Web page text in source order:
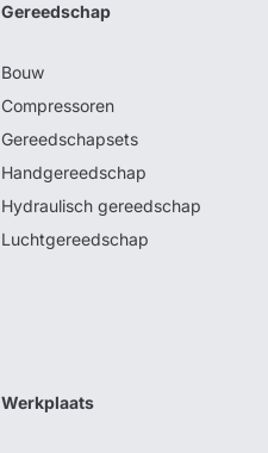
Gereedschap
Bouw
Compressoren
Gereedschapsets
Handgereedschap
Hydraulisch gereedschap
Luchtgereedschap
Werkplaats